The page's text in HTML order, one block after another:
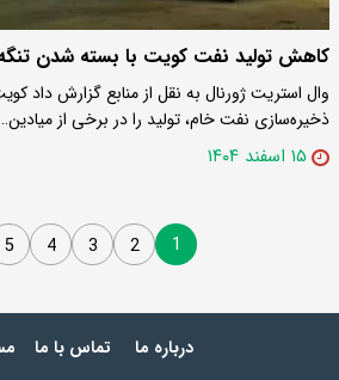
کاهش تولید نفت کویت با بسته شدن
​وال استریت ژورنال به نقل از منابع گزارش داد
ذخیره‌سازی نفت خام، تولید را در برخی از
۱۵ اسفند ۱۴۰۴
1
2
3
4
5
درباره ما تماس با ما